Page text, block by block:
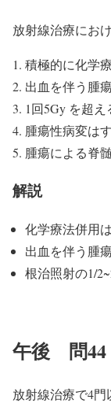
放射線治療にお
積極的に化学
出血を伴う腫
1回5Gy を超え
腫瘍性病変は
腫瘍による脊
解説
化学療法併用
出血を伴う腫
根治照射の1/
午後 問44
放射線治療で4門